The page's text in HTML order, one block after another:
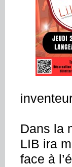
Dans la
LIB ira
face à